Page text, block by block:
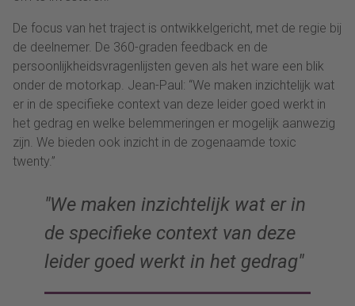
De focus van het traject is ontwikkelgericht, met de regie bij
de deelnemer. De 360-graden feedback en de
persoonlijkheidsvragenlijsten geven als het ware een blik
onder de motorkap. Jean-Paul: “We maken inzichtelijk wat
er in de specifieke context van deze leider goed werkt in
het gedrag en welke belemmeringen er mogelijk aanwezig
zijn. We bieden ook inzicht in de zogenaamde toxic
twenty.”
We maken inzichtelijk wat er in
de specifieke context van deze
leider goed werkt in het gedrag